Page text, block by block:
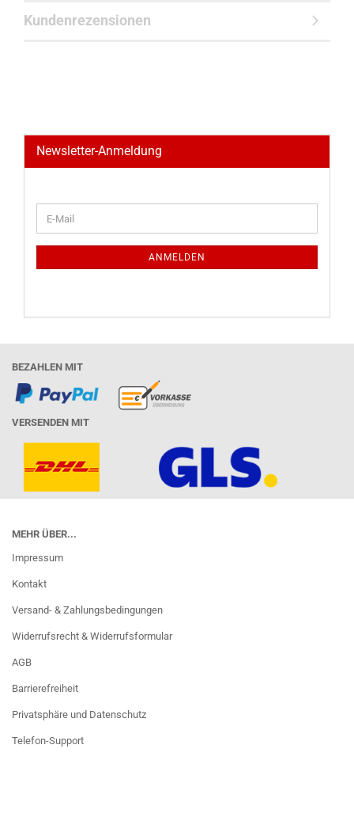
Kundenrezensionen
Newsletter-Anmeldung
ZUR
E-
Mail
ANMELDEN
BEZAHLEN MIT
VERSENDEN MIT
MEHR ÜBER...
Impressum
Kontakt
Versand- & Zahlungsbedingungen
Widerrufsrecht & Widerrufsformular
AGB
Barrierefreiheit
Privatsphäre und Datenschutz
Telefon-Support